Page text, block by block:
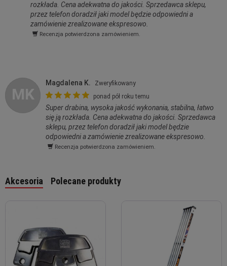
rozkłada. Cena adekwatna do jakości. Sprzedawca sklepu,
przez telefon doradził jaki model będzie odpowiedni a
zamówienie zrealizowane ekspresowo.
Recenzja potwierdzona zamówieniem.
MK
Magdalena K.
Zweryfikowany
ponad pół roku temu
Super drabina, wysoka jakość wykonania, stabilna, łatwo
się ją rozkłada. Cena adekwatna do jakości. Sprzedawca
sklepu, przez telefon doradził jaki model będzie
odpowiedni a zamówienie zrealizowane ekspresowo.
Recenzja potwierdzona zamówieniem.
Akcesoria Polecane produkty